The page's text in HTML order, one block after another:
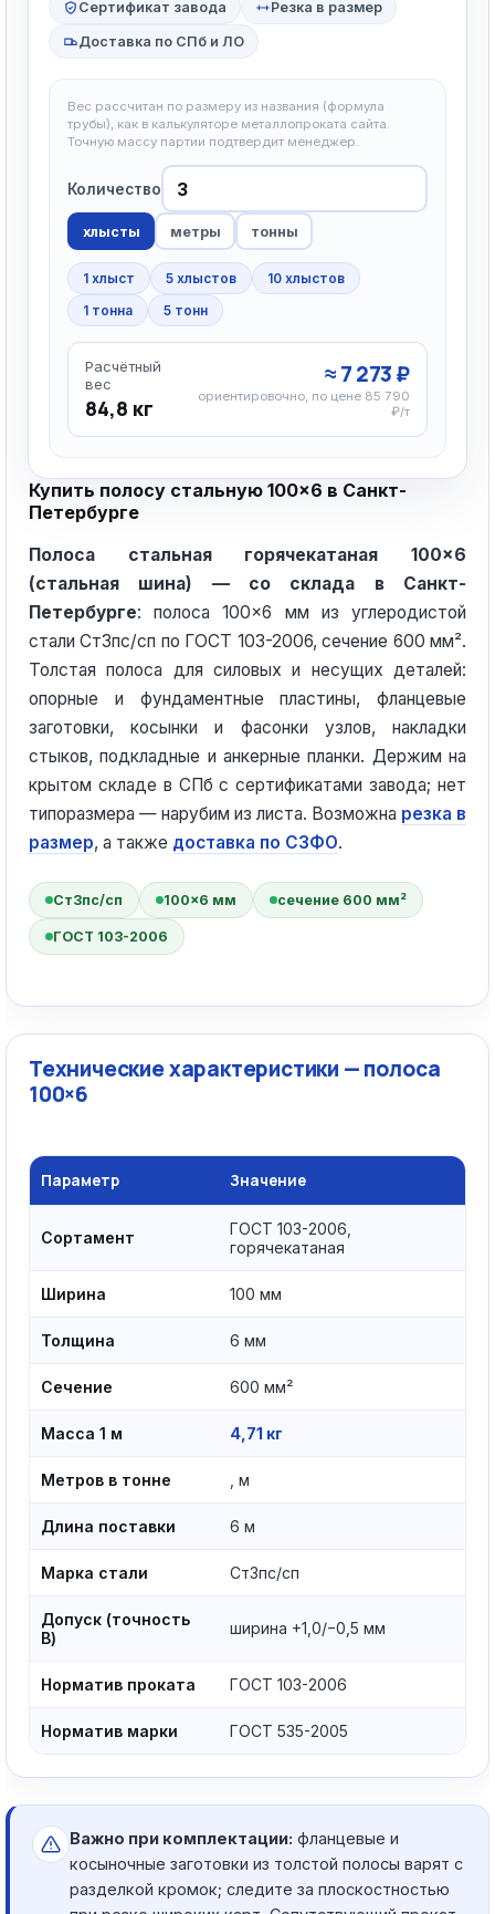
Сертификат завода Резка в размер
Доставка по СПб и ЛО
Вес рассчитан по размеру из названия (формула
трубы), как в калькуляторе металлопроката сайта.
Точную массу партии подтвердит менеджер.
Количество
хлысты метры тонны
1 хлыст 5 хлыстов
10 хлыстов
1 тонна
5 тонн
Расчётный
вес
84,8 кг
≈ 7 273 ₽
ориентировочно, по цене 85 790
₽/т
Купить полосу стальную 100×6 в Санкт-
Петербурге
Полоса стальная горячекатаная 100×6
(стальная шина) — со склада в Санкт-
Петербурге: полоса 100×6 мм из углеродистой
стали Ст3пс/сп по ГОСТ 103-2006, сечение 600 мм².
Толстая полоса для силовых и несущих деталей:
опорные и фундаментные пластины, фланцевые
заготовки, косынки и фасонки узлов, накладки
стыков, подкладные и анкерные планки. Держим на
крытом складе в СПб с сертификатами завода; нет
типоразмера — нарубим из листа. Возможна резка в
размер, а также доставка по СЗФО.
Ст3пс/сп 100×6 мм сечение 600 мм²
ГОСТ 103-2006
Технические характеристики — полоса
100×6
Параметр Значение
Сортамент
ГОСТ 103-2006,
горячекатаная
Ширина 100 мм
Толщина 6 мм
Сечение 600 мм²
Масса 1 м 4,71 кг
Метров в тонне , м
Длина поставки 6 м
Марка стали Ст3пс/сп
Допуск (точность
В)
ширина +1,0/−0,5 мм
Норматив проката ГОСТ 103-2006
Норматив марки ГОСТ 535-2005
Важно при комплектации: фланцевые и
косыночные заготовки из толстой полосы варят с
разделкой кромок; следите за плоскостностью